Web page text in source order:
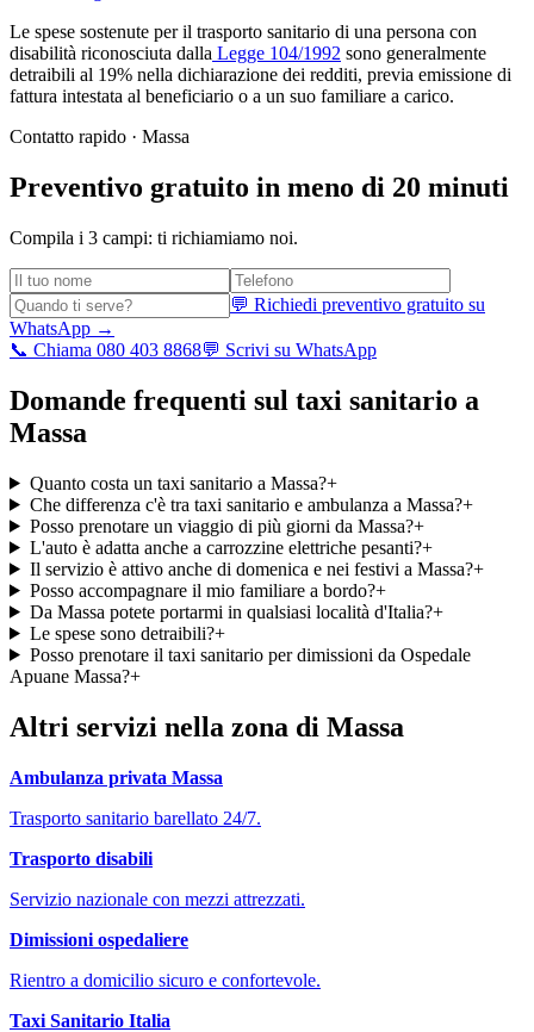
Le spese sostenute per il trasporto sanitario di una persona con
disabilità riconosciuta dalla Legge 104/1992 sono generalmente
detraibili al 19% nella dichiarazione dei redditi, previa emissione di
fattura intestata al beneficiario o a un suo familiare a carico.
Contatto rapido · Massa
Preventivo gratuito in meno di 20 minuti
Compila i 3 campi: ti richiamiamo noi.
💬 Richiedi preventivo gratuito su
WhatsApp →
📞 Chiama 080 403 8868💬 Scrivi su WhatsApp
Domande frequenti sul taxi sanitario a
Massa
Quanto costa un taxi sanitario a Massa?+
Che differenza c'è tra taxi sanitario e ambulanza a Massa?+
Posso prenotare un viaggio di più giorni da Massa?+
L'auto è adatta anche a carrozzine elettriche pesanti?+
Il servizio è attivo anche di domenica e nei festivi a Massa?+
Posso accompagnare il mio familiare a bordo?+
Da Massa potete portarmi in qualsiasi località d'Italia?+
Le spese sono detraibili?+
Posso prenotare il taxi sanitario per dimissioni da Ospedale
Apuane Massa?+
Altri servizi nella zona di Massa
Ambulanza privata Massa
Trasporto sanitario barellato 24/7.
Trasporto disabili
Servizio nazionale con mezzi attrezzati.
Dimissioni ospedaliere
Rientro a domicilio sicuro e confortevole.
Taxi Sanitario Italia